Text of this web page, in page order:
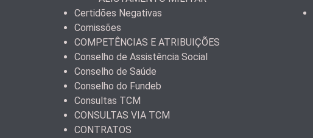
Certidões Negativas
Comissões
COMPETÊNCIAS E ATRIBUIÇÕES
Conselho de Assistência Social
Conselho de Saúde
Conselho do Fundeb
Consultas TCM
CONSULTAS VIA TCM
CONTRATOS